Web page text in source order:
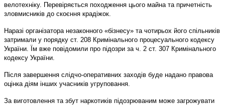
велотехніку. Перевіряється походження цього майна та причетність
зловмисників до скоєння крадіжок.
Наразі організатора незаконного «бізнесу» та чотирьох його спільників
затримали у порядку ст. 208 Кримінального процесуального кодексу
України. Їм вже повідомили про підозри за ч. 2 ст. 307 Кримінального
кодексу України.
Після завершення слідчо-оперативних заходів буде надано правова
оцінка діям інших учасників угруповання.
За виготовлення та збут наркотиків підозрюваним може загрожувати